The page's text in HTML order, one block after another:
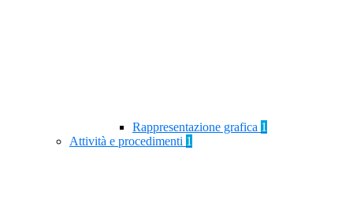
Rappresentazione grafica 1
Attività e procedimenti 1